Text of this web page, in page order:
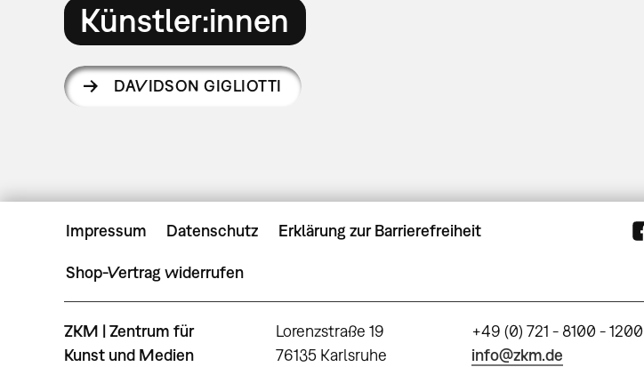
Künstler:innen
DAVIDSON GIGLIOTTI
Impressum Datenschutz Erklärung zur Barrierefreiheit
Shop-Vertrag widerrufen
ZKM | Zentrum für
Kunst und Medien
Lorenzstraße 19
76135 Karlsruhe
+49 (0) 721 - 8100 - 1200
info@zkm.de